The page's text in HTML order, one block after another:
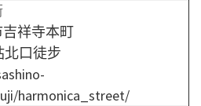
祥寺本町
北口徒步
harmonica_street/